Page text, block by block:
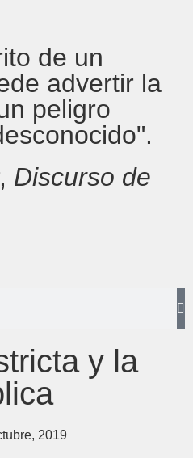
de un
advertir la
peligro
Discurso de
y la
2019